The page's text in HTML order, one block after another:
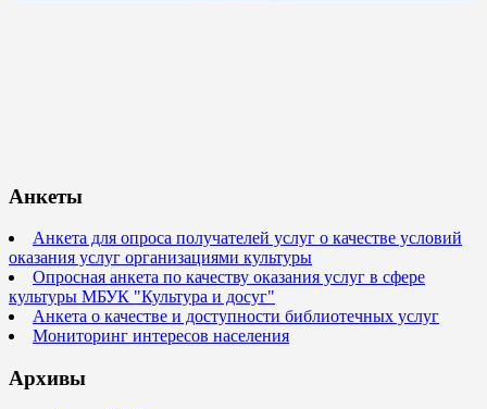
Анкеты
Анкета для опроса получателей услуг о качестве условий
оказания услуг организациями культуры
Опросная анкета по качеству оказания услуг в сфере
культуры МБУК "Культура и досуг"
Анкета о качестве и доступности библиотечных услуг
Мониторинг интересов населения
Архивы